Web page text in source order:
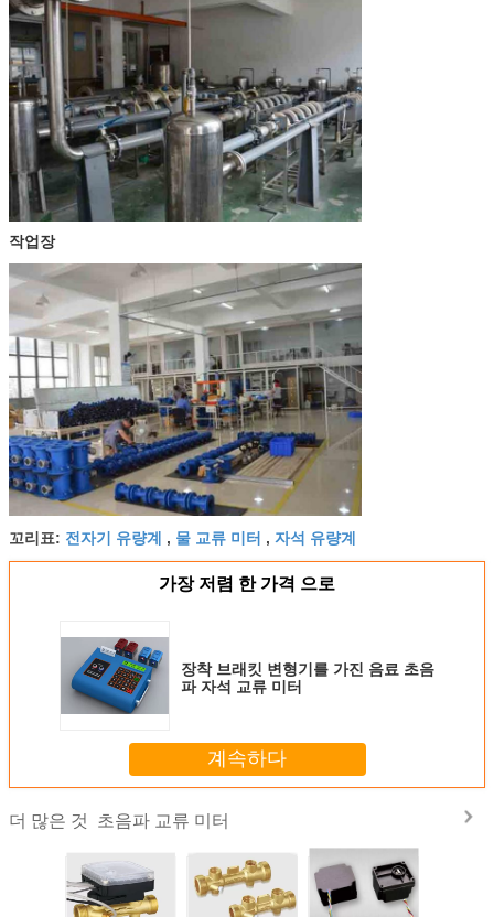
작업장
꼬리표: 전자기 유량계 , 물 교류 미터 , 자석 유량계
가장 저렴 한 가격 으로
장착 브래킷 변형기를 가진 음료 초음
파 자석 교류 미터
계속하다
더 많은 것 초음파 교류 미터